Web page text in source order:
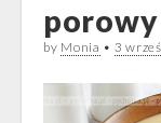
porowy
by Monia • 3